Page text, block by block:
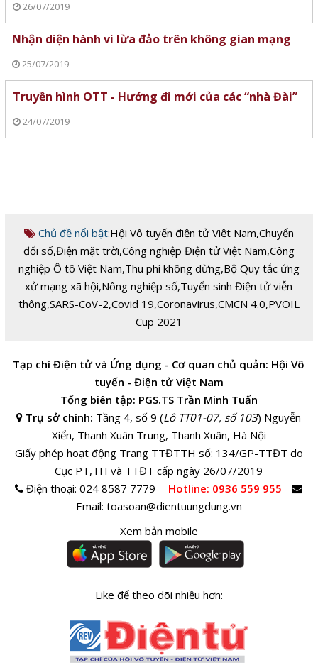
26/07/2019
Nhận diện hành vi lừa đảo trên không gian mạng
25/07/2019
Truyền hình OTT - Hướng đi mới của các “nhà Đài”
24/07/2019
Chủ đề nổi bật:Hội Vô tuyến điện tử Việt Nam,Chuyển
đổi số,Điện mặt trời,Công nghiệp Điện tử Việt Nam,Công
nghiệp Ô tô Việt Nam,Thu phí không dừng,Bộ Quy tắc ứng
xử mạng xã hội,Nông nghiệp số,Tuyển sinh Điện tử viễn
thông,SARS-CoV-2,Covid 19,Coronavirus,CMCN 4.0,PVOIL
Cup 2021
Tạp chí Điện tử và Ứng dụng - Cơ quan chủ quản: Hội Vô
tuyến - Điện tử Việt Nam
Tổng biên tập: PGS.TS Trần Minh Tuấn
Trụ sở chính: Tầng 4, số 9 (Lô TT01-07, số 103) Nguyễn
Xiển, Thanh Xuân Trung, Thanh Xuân, Hà Nội
Giấy phép hoạt động Trang TTĐTTH số: 134/GP-TTĐT do
Cục PT,TH và TTĐT cấp ngày 26/07/2019
Điện thoại:024 8587 7779 - Hotline: 0936 559 955 -
Email: toasoan@dientuungdung.vn
Xem bản mobile
Like để theo dõi nhiều hơn: